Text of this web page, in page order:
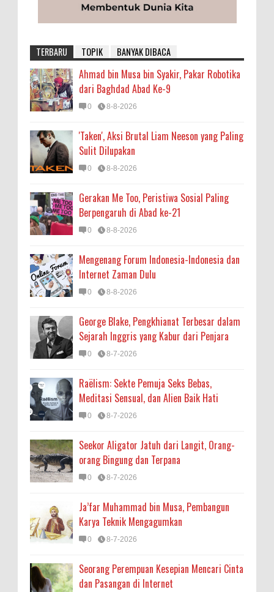
TERBARU TOPIK BANYAK DIBACA
Ahmad bin Musa bin Syakir, Pakar Robotika
dari Baghdad Abad Ke-9
0 8-8-2026
'Taken', Aksi Brutal Liam Neeson yang Paling
Sulit Dilupakan
0 8-8-2026
Gerakan Me Too, Peristiwa Sosial Paling
Berpengaruh di Abad ke-21
0 8-8-2026
Mengenang Forum Indonesia-Indonesia dan
Internet Zaman Dulu
0 8-8-2026
George Blake, Pengkhianat Terbesar dalam
Sejarah Inggris yang Kabur dari Penjara
0 8-7-2026
Raëlism: Sekte Pemuja Seks Bebas,
Meditasi Sensual, dan Alien Baik Hati
0 8-7-2026
Seekor Aligator Jatuh dari Langit, Orang-
orang Bingung dan Terpana
0 8-7-2026
Ja’far Muhammad bin Musa, Pembangun
Karya Teknik Mengagumkan
0 8-7-2026
Seorang Perempuan Kesepian Mencari Cinta
dan Pasangan di Internet